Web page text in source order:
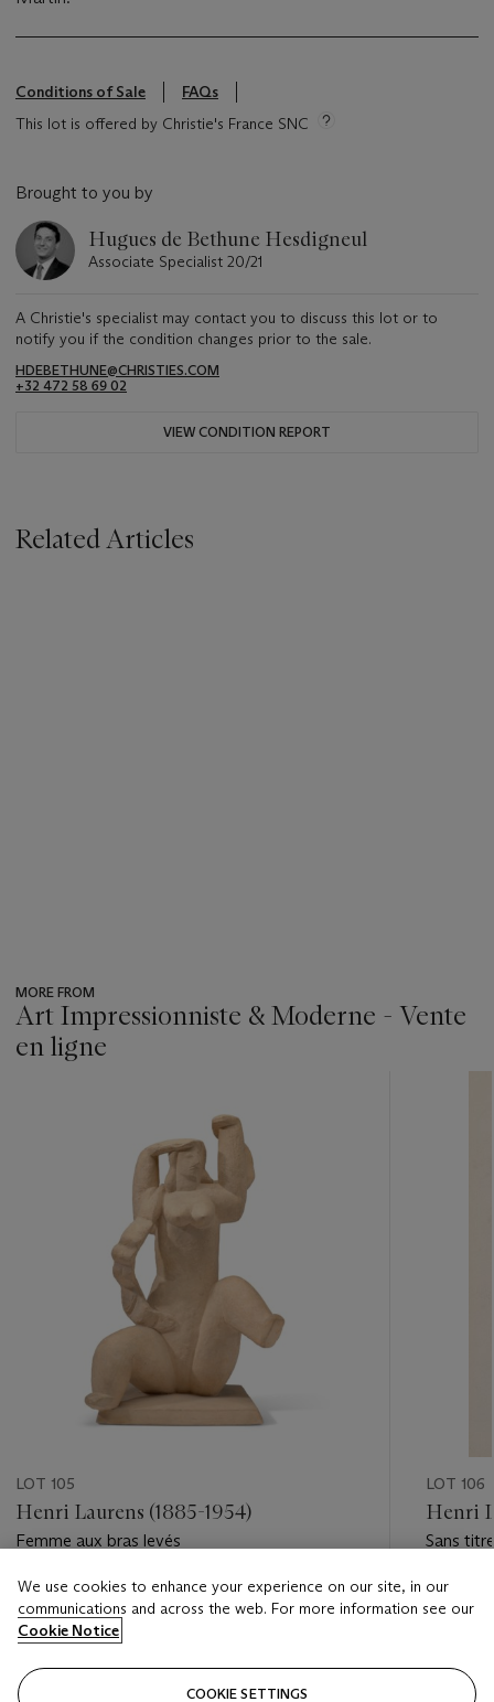
Conditions of Sale
FAQs
This lot is offered by Christie's France SNC
Brought to you by
Hugues de Bethune Hesdigneul
Associate Specialist 20/21
A Christie's specialist may contact you to discuss this lot or to
notify you if the condition changes prior to the sale.
HDEBETHUNE@CHRISTIES.COM
+32 472 58 69 02
VIEW CONDITION REPORT
Related Articles
MORE FROM
Art Impressionniste & Moderne - Vente
en ligne
LOT 105
Henri Laurens (1885-1954)
Femme aux bras levés
Estimate
EUR 60,000 - EUR 80,000
LOT 106
Henri
Sans titre
Estimate
EUR
We use cookies to enhance your experience on our site, in our
communications and across the web. For more information see our
Cookie Notice
COOKIE SETTINGS